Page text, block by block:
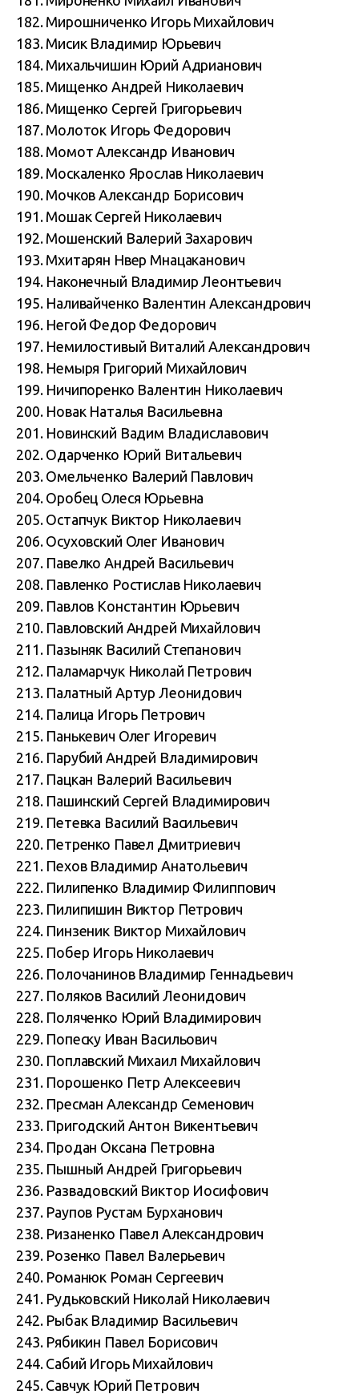
182. Мирошниченко Игорь Михайлович
183. Мисик Владимир Юрьевич
184. Михальчишин Юрий Адрианович
185. Мищенко Андрей Николаевич
186. Мищенко Сергей Григорьевич
187. Молоток Игорь Федорович
188. Момот Александр Иванович
189. Москаленко Ярослав Николаевич
190. Мочков Александр Борисович
191. Мошак Сергей Николаевич
192. Мошенский Валерий Захарович
193. Мхитарян Нвер Мнацаканович
194. Наконечный Владимир Леонтьевич
195. Наливайченко Валентин Александрович
196. Негой Федор Федорович
197. Немилостивый Виталий Александрович
198. Немыря Григорий Михайлович
199. Ничипоренко Валентин Николаевич
200. Новак Наталья Васильевна
201. Новинский Вадим Владиславович
202. Одарченко Юрий Витальевич
203. Омельченко Валерий Павлович
204. Оробец Олеся Юрьевна
205. Остапчук Виктор Николаевич
206. Осуховский Олег Иванович
207. Павелко Андрей Васильевич
208. Павленко Ростислав Николаевич
209. Павлов Константин Юрьевич
210. Павловский Андрей Михайлович
211. Пазыняк Василий Степанович
212. Паламарчук Николай Петрович
213. Палатный Артур Леонидович
214. Палица Игорь Петрович
215. Панькевич Олег Игоревич
216. Парубий Андрей Владимирович
217. Пацкан Валерий Васильевич
218. Пашинский Сергей Владимирович
219. Петевка Василий Васильевич
220. Петренко Павел Дмитриевич
221. Пехов Владимир Анатольевич
222. Пилипенко Владимир Филиппович
223. Пилипишин Виктор Петрович
224. Пинзеник Виктор Михайлович
225. Побер Игорь Николаевич
226. Полочанинов Владимир Геннадьевич
227. Поляков Василий Леонидович
228. Поляченко Юрий Владимирович
229. Попеску Иван Васильович
230. Поплавский Михаил Михайлович
231. Порошенко Петр Алексеевич
232. Пресман Александр Семенович
233. Пригодский Антон Викентьевич
234. Продан Оксана Петровна
235. Пышный Андрей Григорьевич
236. Развадовский Виктор Иосифович
237. Раупов Рустам Бурханович
238. Ризаненко Павел Александрович
239. Розенко Павел Валерьевич
240. Романюк Роман Сергеевич
241. Рудьковский Николай Николаевич
242. Рыбак Владимир Васильевич
243. Рябикин Павел Борисович
244. Сабий Игорь Михайлович
245. Савчук Юрий Петрович